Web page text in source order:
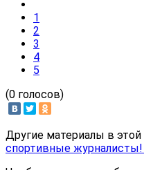
1
2
3
4
5
(0 голосов)
Другие материалы в этой
спортивные журналисты!